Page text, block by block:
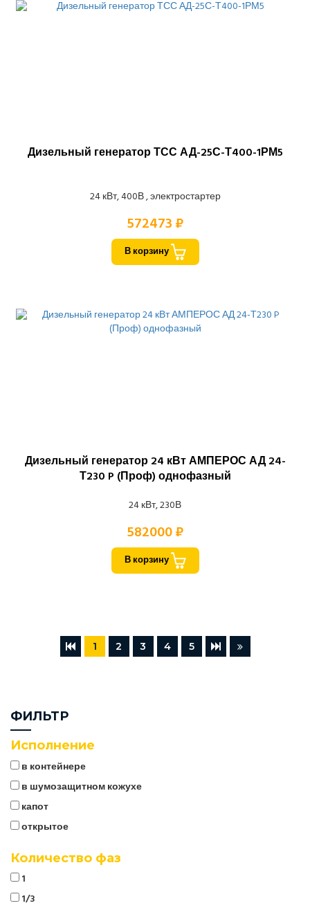
Дизельный генератор ТСС АД-25С-Т400-1РМ5
24 кВт, 400В , электростартер
572473 ₽
В корзину
Дизельный генератор 24 кВт АМПЕРОС АД 24-
Т230 P (Проф) однофазный
24 кВт, 230В
582000 ₽
В корзину
1 2 3 4 5
ФИЛЬТР
Исполнение
в контейнере
в шумозащитном кожухе
капот
открытое
Количество фаз
1
1/3